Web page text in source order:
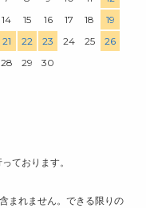
14 15 16 17 18
19
21 22 23 24 25
26
28 29 30
ております。
まれません。できる限りの